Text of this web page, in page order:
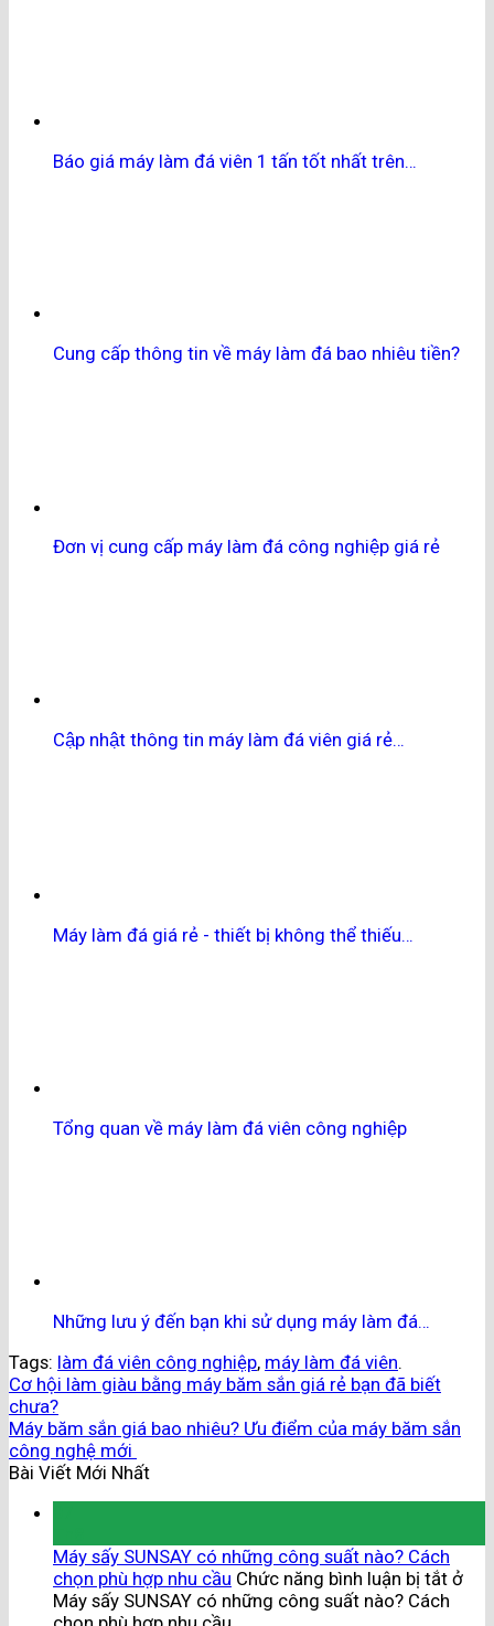
Báo giá máy làm đá viên 1 tấn tốt nhất trên…
Cung cấp thông tin về máy làm đá bao nhiêu tiền?
Đơn vị cung cấp máy làm đá công nghiệp giá rẻ
Cập nhật thông tin máy làm đá viên giá rẻ…
Máy làm đá giá rẻ - thiết bị không thể thiếu…
Tổng quan về máy làm đá viên công nghiệp
Những lưu ý đến bạn khi sử dụng máy làm đá…
Tags: làm đá viên công nghiệp, máy làm đá viên.
Cơ hội làm giàu bằng máy băm sắn giá rẻ bạn đã biết
chưa?
Máy băm sắn giá bao nhiêu? Ưu điểm của máy băm sắn
công nghệ mới
Bài Viết Mới Nhất
Máy sấy SUNSAY có những công suất nào? Cách
chọn phù hợp nhu cầu Chức năng bình luận bị tắt ở
Máy sấy SUNSAY có những công suất nào? Cách